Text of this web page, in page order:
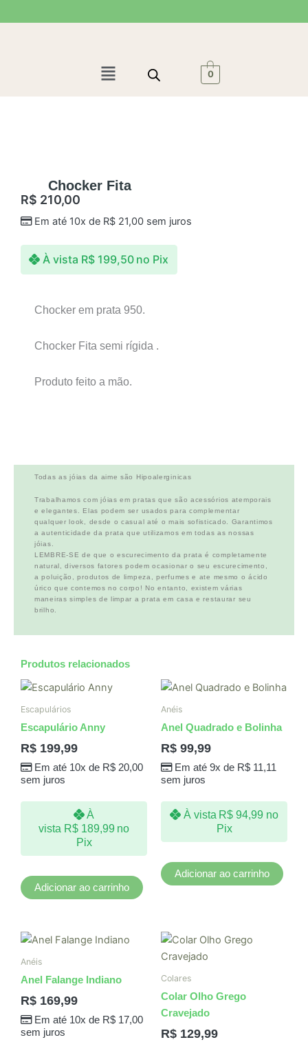
para
Menu 0
Chocker Fita
R$ 210,00
Em até 10x de R$21,00sem juros
À vista R$199,50 no Pix
Chocker em prata 950.
Chocker Fita semi rígida .
Produto feito a mão.
Todas as jóias da aime são Hipoalerginicas
Trabalhamos com jóias em pratas que são acessórios atemporais
e elegantes. Elas podem ser usados para complementar
qualquer look, desde o casual até o mais sofisticado. Garantimos
a autenticidade da prata que utilizamos em todas as nossas
jóias.
LEMBRE-SE de que o escurecimento da prata é completamente
natural, diversos fatores podem ocasionar o seu escurecimento,
a poluição, produtos de limpeza, perfumes e ate mesmo o ácido
úrico que contemos no corpo! No entanto, existem várias
maneiras simples de limpar a prata em casa e restaurar seu
brilho.
Produtos relacionados
Escapulários
Escapulário Anny
R$ 199,99
Em até 10x de R$20,00
sem juros
À
vista R$189,99 no
Pix
Adicionar ao carrinho
Anéis
Anel Quadrado e Bolinha
R$ 99,99
Em até 9x de R$11,11
sem juros
À vista R$ 94,99 no
Pix
Adicionar ao carrinho
Anéis
Anel Falange Indiano
R$ 169,99
Em até 10x de R$17,00
sem juros
Colares
Colar Olho Grego
Cravejado
R$ 129,99